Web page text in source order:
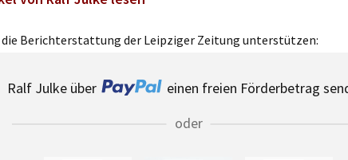
die Berichterstattung der Leipziger Zeitung unterstützen:
Ralf Julke über
einen freien Förderbetrag
oder